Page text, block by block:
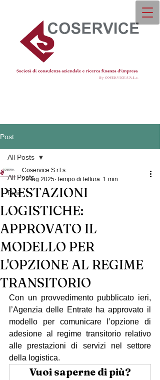
Post
All Posts
Pmi
All Posts
PRESTAZIONI
LOGISTICHE:
APPROVATO IL
MODELLO PER
L'OPZIONE AL REGIME
TRANSITORIO
Coservice S.r.l.s.
29 lug 2025 Tempo di lettura: 1 min
Con un provvedimento pubblicato ieri,
l’Agenzia delle Entrate ha approvato il
modello per comunicare l’opzione di
adesione al regime transitorio relativo
alle prestazioni di servizi nel settore
della logistica.
Vuoi saperne di più?